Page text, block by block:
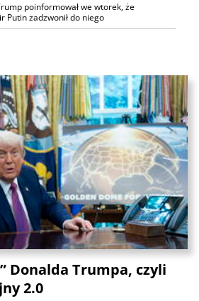
poinformował we wtorek, że
Putin zadzwonił do niego
Donalda Trumpa, czyli
2.0